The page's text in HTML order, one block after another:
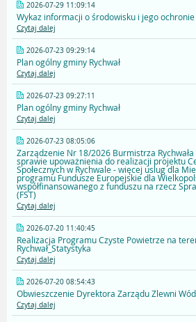
2026-07-29 11:09:14
Wykaz informacji o środowisku i jego ochronie
Czytaj dalej
2026-07-23 09:29:14
Plan ogólny gminy Rychwał
Czytaj dalej
2026-07-23 09:27:11
Plan ogólny gminy Rychwał
Czytaj dalej
2026-07-23 08:05:06
Zarządzenie Nr 18/2026 Burmistrza
sprawie upoważnienia do realizacji projektu
Społecznych w Rychwale - więcej uslug dla
programu Fundusze Europejskie dla
współfinansowanego z funduszu na rzecz
(FST)
Czytaj dalej
2026-07-20 11:40:45
Realizacja Programu Czyste Powietrze na
Rychwał_Statystyka
Czytaj dalej
2026-07-20 08:54:43
Obwieszczenie Dyrektora Zarządu Zlewni
Czytaj dalej